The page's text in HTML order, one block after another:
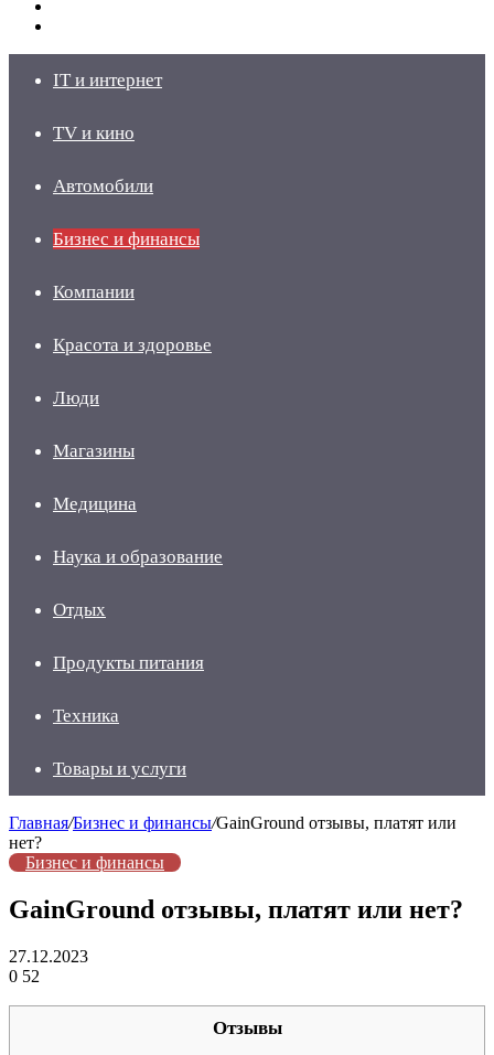
IT и интернет
TV и кино
Автомобили
Бизнес и финансы
Компании
Красота и здоровье
Люди
Магазины
Медицина
Наука и образование
Отдых
Продукты питания
Техника
Товары и услуги
Главная/Бизнес и финансы/GainGround отзывы, платят или
нет?
Бизнес и финансы
GainGround отзывы, платят или нет?
27.12.2023
0 52
Отзывы